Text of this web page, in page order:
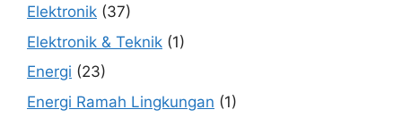
Elektronik (37)
Elektronik & Teknik (1)
Energi (23)
Energi Ramah Lingkungan (1)